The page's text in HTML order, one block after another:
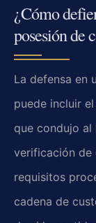
¿Cómo
posesión de
La defensa en
puede incluir
que condujo al
verificación de
requisitos
cadena de